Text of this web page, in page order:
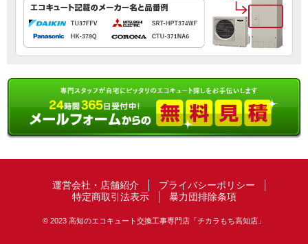
運営会社・店舗紹介
プライバシーポリシー
特定商取引法表示
暴力団排除条項
© 2023 高知のエコキュート交換工事専門店「チカラもち高知店」